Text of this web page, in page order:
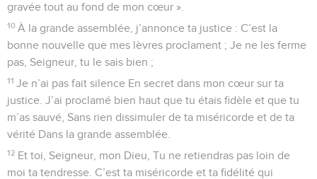
gravée tout au fond de mon cœur ».
10 À la grande assemblée, j’annonce ta justice : C’est la
bonne nouvelle que mes lèvres proclament ; Je ne les ferme
pas, Seigneur, tu le sais bien ;
11 Je n’ai pas fait silence En secret dans mon cœur sur ta
justice. J’ai proclamé bien haut que tu étais fidèle et que tu
m’as sauvé, Sans rien dissimuler de ta miséricorde et de ta
vérité Dans la grande assemblée.
12 Et toi, Seigneur, mon Dieu, Tu ne retiendras pas loin de
moi ta tendresse. C’est ta miséricorde et ta fidélité qui